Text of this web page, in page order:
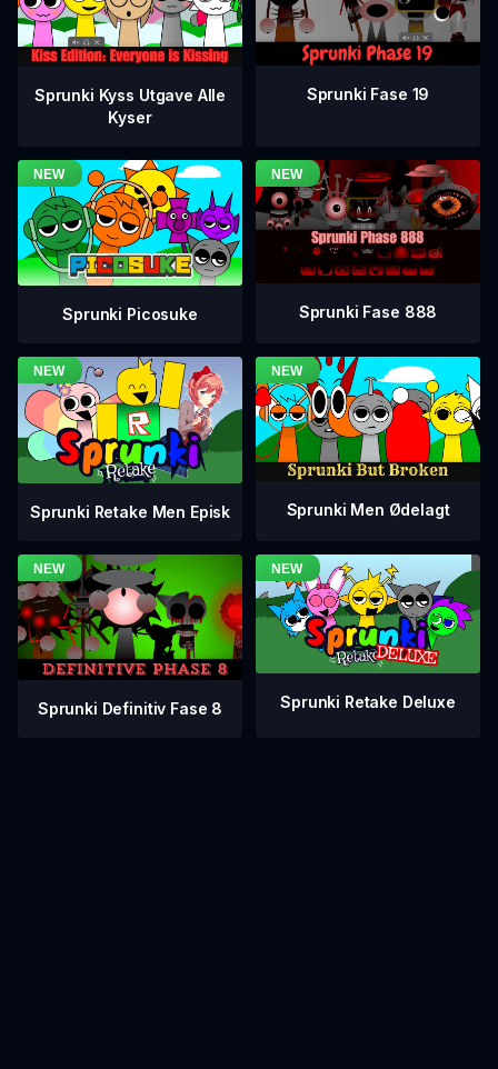
Sprunki Kyss Utgave Alle
Kyser
Sprunki Fase 19
Sprunki Picosuke Sprunki Fase 888
Sprunki Retake Men Episk Sprunki Men Ødelagt
Sprunki Definitiv Fase 8 Sprunki Retake Deluxe